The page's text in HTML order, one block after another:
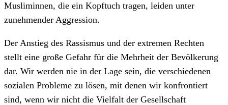
Musliminnen, die ein Kopftuch tragen, leiden unter
zunehmender Aggression.
Der Anstieg des Rassismus und der extremen Rechten
stellt eine große Gefahr für die Mehrheit der Bevölkerung
dar. Wir werden nie in der Lage sein, die verschiedenen
sozialen Probleme zu lösen, mit denen wir konfrontiert
sind, wenn wir nicht die Vielfalt der Gesellschaft